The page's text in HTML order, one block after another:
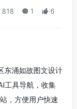
818 1 6
东涌如故图文设计
工具导航，收集
，方便用户快速